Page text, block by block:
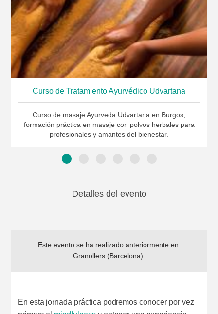
Curso de Tratamiento Ayurvédico Udvartana
Curso de masaje Ayurveda Udvartana en Burgos;
formación práctica en masaje con polvos herbales para
profesionales y amantes del bienestar.
Detalles del evento
Este evento se ha realizado anteriormente en:
Granollers (Barcelona)
En esta jornada práctica podremos conocer por vez